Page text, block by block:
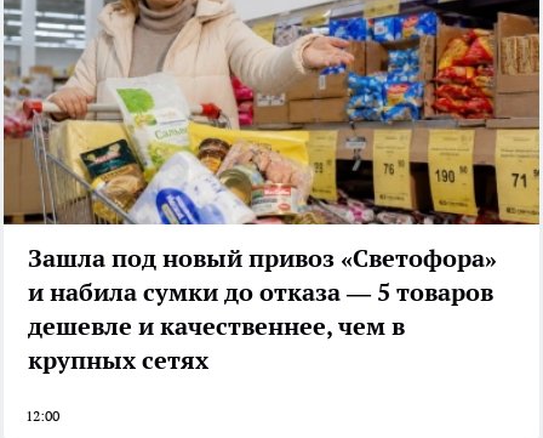
Зашла под новый привоз «Светофора»
и набила сумки до отказа — 5 товаров
дешевле и качественнее, чем в
крупных сетях
12:00